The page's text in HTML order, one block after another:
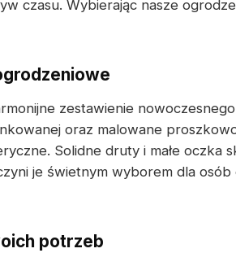
czasu. Wybierając nasze
zestawienie
oraz malowane
Solidne druty i małe oczka
je świetnym wyborem dla osób
potrzeb